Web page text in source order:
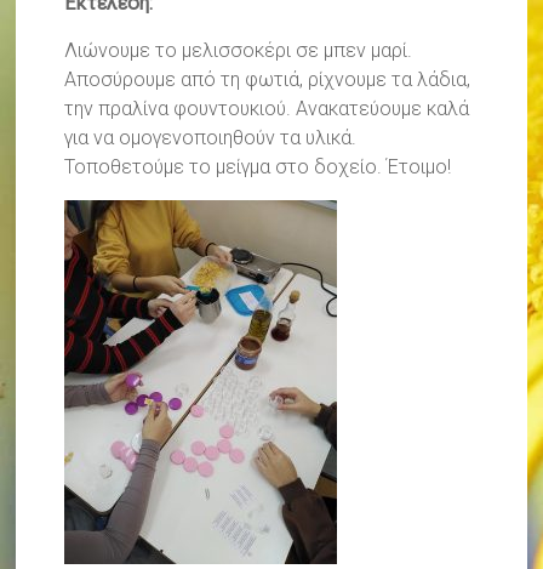
Λιώνουμε το μελισσοκέρι σε μπεν μαρί.
Αποσύρουμε από τη φωτιά, ρίχνουμε τα λάδια,
την πραλίνα φουντουκιού. Ανακατεύουμε καλά
για να ομογενοποιηθούν τα υλικά.
Τοποθετούμε το μείγμα στο δοχείο. Έτοιμο!